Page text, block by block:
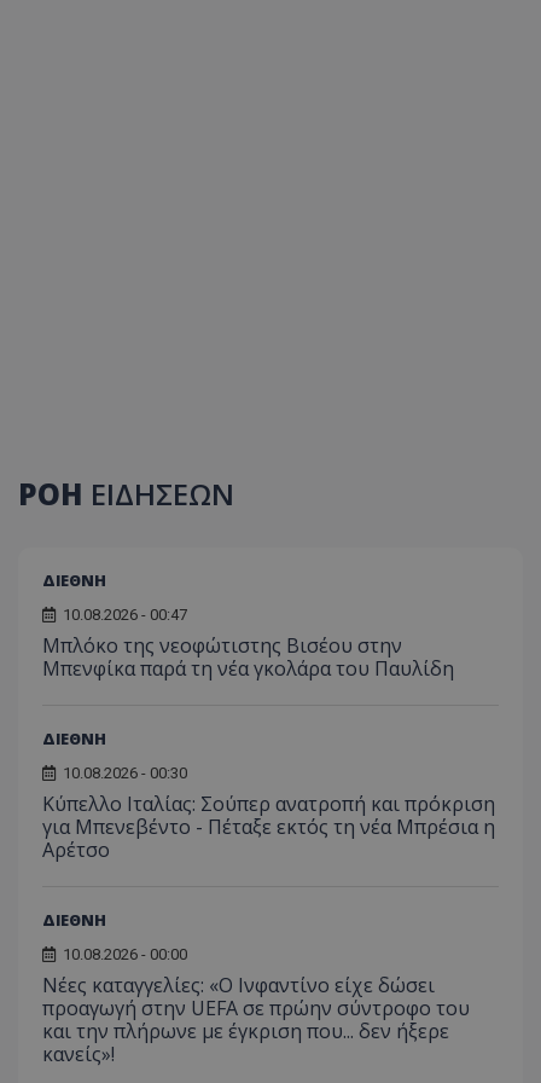
ΡΟΗ ΕΙΔΗΣΕΩΝ
ΔΙΕΘΝΗ
10.08.2026 - 00:47
Μπλόκο της νεοφώτιστης Βισέου στην
Μπενφίκα παρά τη νέα γκολάρα του Παυλίδη
ΔΙΕΘΝΗ
10.08.2026 - 00:30
Κύπελλο Ιταλίας: Σούπερ ανατροπή και πρόκριση
για Μπενεβέντο - Πέταξε εκτός τη νέα Μπρέσια η
Αρέτσο
ΔΙΕΘΝΗ
10.08.2026 - 00:00
Νέες καταγγελίες: «Ο Ινφαντίνο είχε δώσει
προαγωγή στην UEFA σε πρώην σύντροφο του
και την πλήρωνε με έγκριση που... δεν ήξερε
κανείς»!